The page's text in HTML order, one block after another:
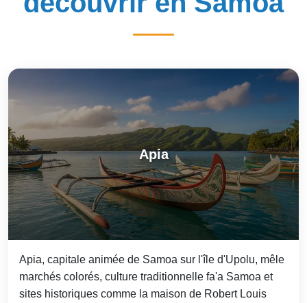
Apia
Apia, capitale animée de Samoa sur l'île d'Upolu, mêle
marchés colorés, culture traditionnelle fa'a Samoa et
sites historiques comme la maison de Robert Louis